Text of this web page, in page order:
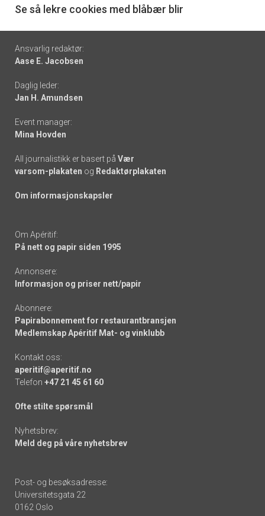
6
Se så lekre cookies med blåbær blir
Footer
-
links
Ansvarlig redaktør:
Aase E. Jacobsen
Daglig leder:
Jan H. Amundsen
Event manager:
Mina Hovden
All journalistikk er basert på Vær
varsom-plakaten og Redaktørplakaten
Om informasjonskapsler
Om Apéritif:
På nett og papir siden 1995
Annonsere:
Informasjon og priser nett/papir
Abonnere:
Papirabonnement for restaurantbransjen
Medlemskap Apéritif Mat- og vinklubb
Kontakt oss:
aperitif@aperitif.no
Telefon +47 21 45 61 60
Ofte stilte spørsmål
Nyhetsbrev:
Meld deg på våre nyhetsbrev
Post- og besøksadresse:
Universitetsgata 22
0162 Oslo